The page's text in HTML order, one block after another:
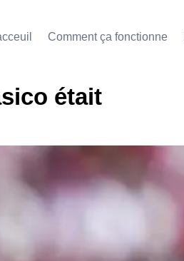
Comment ça fonctionne
était